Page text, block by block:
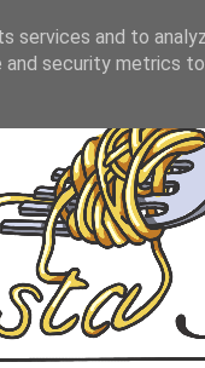
services and to
security metrics